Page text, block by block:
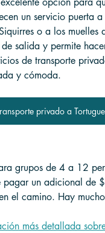
un servicio puerta
o a los muelles
salida y permite
de transporte
y cómoda.
privado a
grupos de 4 a 12
pagar un adicional de
el camino. Hay
más detallada